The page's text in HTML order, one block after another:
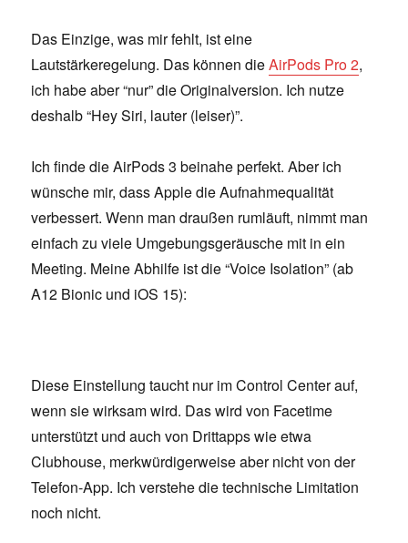
Das Einzige, was mir fehlt, ist eine
Lautstärkeregelung. Das können dieAirPods Pro 2,
ich habe aber “nur” die Originalversion. Ich nutze
deshalb “Hey Siri, lauter (leiser)”.
Ich finde die AirPods 3 beinahe perfekt. Aber ich
wünsche mir, dass Apple die Aufnahmequalität
verbessert. Wenn man draußen rumläuft, nimmt man
einfach zu viele Umgebungsgeräusche mit in ein
Meeting. Meine Abhilfe ist die “Voice Isolation” (ab
A12 Bionic und iOS 15):
Diese Einstellung taucht nur im Control Center auf,
wenn sie wirksam wird. Das wird von Facetime
unterstützt und auch von Drittapps wie etwa
Clubhouse, merkwürdigerweise aber nicht von der
Telefon-App. Ich verstehe die technische Limitation
noch nicht.